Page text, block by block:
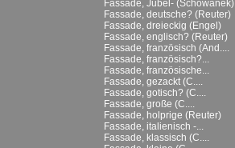
Fassade, Jubel- (Schowanek)
Fassade, deutsche? (Reuter)
Fassade, dreieckig (Engel)
Fassade, englisch? (Reuter)
Fassade, französisch (And....
Fassade, französisch?...
Fassade, französische...
Fassade, gezackt (C....
Fassade, gotisch? (C....
Fassade, große (C....
Fassade, holprige (Reuter)
Fassade, italienisch -...
Fassade, klassisch (C....